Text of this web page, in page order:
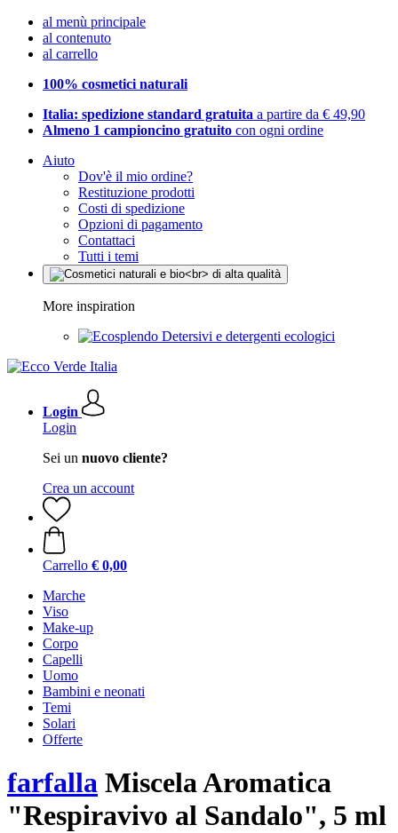
al menù principale
al contenuto
al carrello
100% cosmetici naturali
Italia: spedizione standard gratuita a partire da € 49,90
Almeno 1 campioncino gratuito con ogni ordine
Aiuto
Dov'è il mio ordine?
Restituzione prodotti
Costi di spedizione
Opzioni di pagamento
Contattaci
Tutti i temi
More inspiration
Detersivi e detergenti ecologici
Login
Login
Sei un nuovo cliente?
Crea un account
Carrello € 0,00
Marche
Viso
Make-up
Corpo
Capelli
Uomo
Bambini e neonati
Temi
Solari
Offerte
farfalla Miscela Aromatica
"Respiravivo al Sandalo", 5 ml